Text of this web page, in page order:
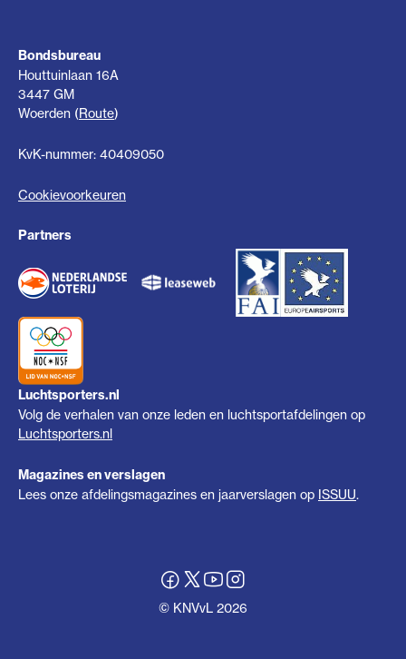
Bondsbureau
Houttuinlaan 16A
3447 GM
Woerden (Route)
KvK-nummer: 40409050
Cookievoorkeuren
Partners
Luchtsporters.nl
Volg de verhalen van onze leden en luchtsportafdelingen op
Luchtsporters.nl
Magazines en verslagen
Lees onze afdelingsmagazines en jaarverslagen op ISSUU.
© KNVvL 2026